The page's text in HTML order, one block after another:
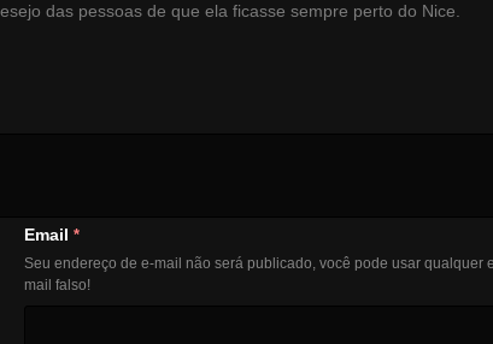
das pessoas de que ela ficasse sempre perto do Nice.
Email *
Seu endereço de e-mail não será publicado, você pode usar qualquer
mail falso!